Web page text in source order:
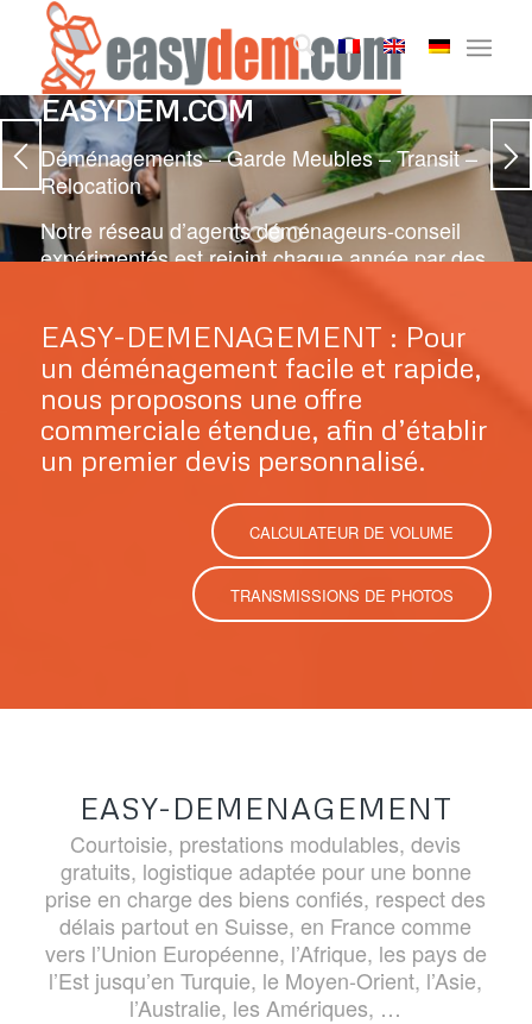
EASYDEM.COM
Déménagements – Garde Meubles – Transit –
Relocation
Notre réseau d’agents déménageurs-conseil
expérimentés est rejoint chaque année par des
LA SATISFACTION CLIENT !
RÉSEAU EASYDEM.COM OBTENIR UN DEVIS
EASY-DEMENAGEMENT : Pour
un déménagement facile et rapide,
nous proposons une offre
commerciale étendue, afin d’établir
un premier devis personnalisé.
CALCULATEUR DE VOLUME
TRANSMISSIONS DE PHOTOS
EASY-DEMENAGEMENT
Courtoisie, prestations modulables, devis
gratuits, logistique adaptée pour une bonne
prise en charge des biens confiés, respect des
délais partout en Suisse, en France comme
vers l’Union Européenne, l’Afrique, les pays de
l’Est jusqu’en Turquie, le Moyen-Orient, l’Asie,
l’Australie, les Amériques, …